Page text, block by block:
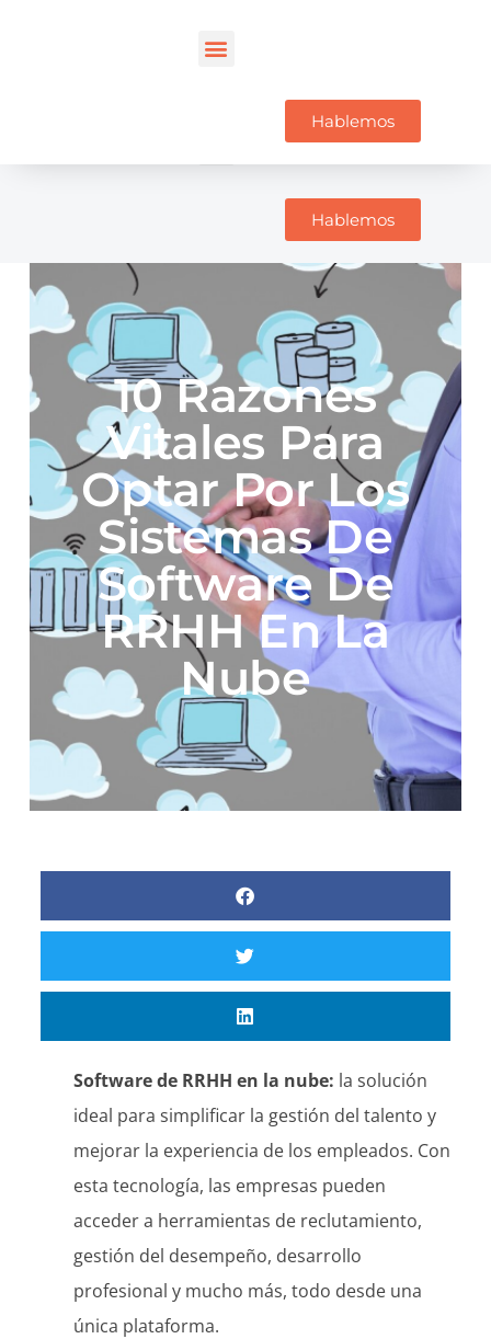
Hablemos
Hablemos
10 Razones
Vitales Para
Optar Por Los
Sistemas De
Software De
RRHH En La
Nube
Software de RRHH en la nube: la solución
ideal para simplificar la gestión del talento y
mejorar la experiencia de los empleados. Con
esta tecnología, las empresas pueden
acceder a herramientas de reclutamiento,
gestión del desempeño, desarrollo
profesional y mucho más, todo desde una
única plataforma.